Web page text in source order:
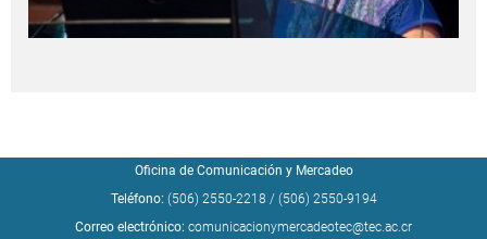
Oficina de Comunicación y Mercadeo
Teléfono: (506) 2550-2218 / (506) 2550-9194
Correo electrónico: comunicacionymercadeotec@tec.ac.cr